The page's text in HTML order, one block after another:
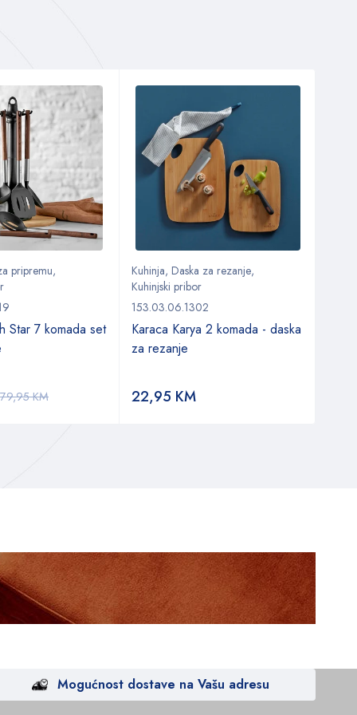
pripremu,
Star 7 komada set
79,95KM
Kuhinja, Daska za rezanje,
Kuhinjski pribor
153.03.06.1302
Karaca Karya 2 komada - daska
za rezanje
22,95 KM
Mogućnost dostave na Vašu adresu